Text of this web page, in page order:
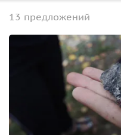
13 предложений